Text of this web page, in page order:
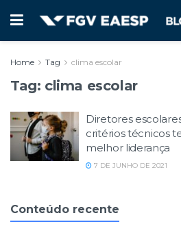
Home Tag clima escolar
Tag: clima escolar
Diretores
critérios técnicos
melhor liderança
7 DE JUNHO DE 2021
Conteúdo recente